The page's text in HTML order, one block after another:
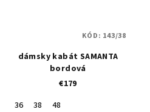
dámsky kabát SAMANTA
bordová
€179
36
38
48
KÓD: 143/38